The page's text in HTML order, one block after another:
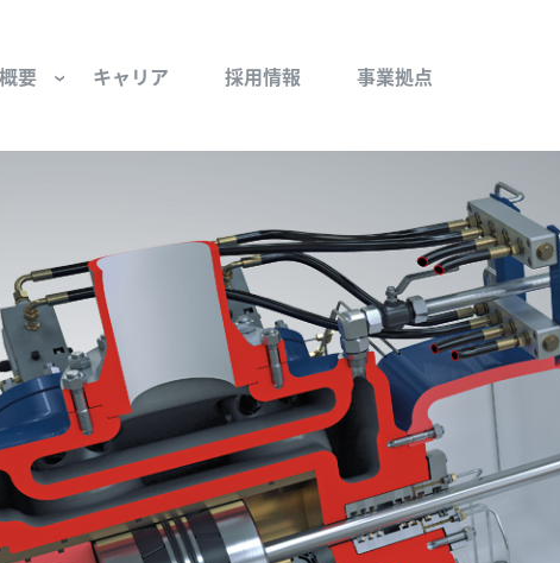
空気・産業用コンプレッサー用部品
産業分野・当社の主要市場
要 キャリア 採用情報 事業拠点